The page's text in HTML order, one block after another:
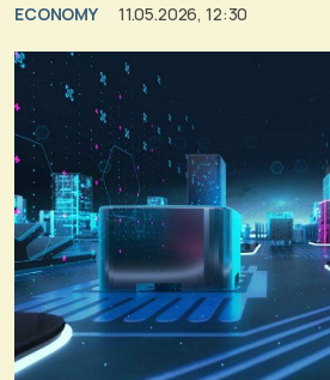
ECONOMY 11.05.2026, 12:30